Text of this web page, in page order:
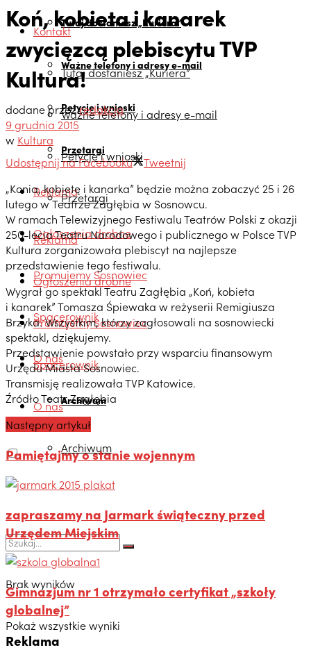
Tutaj dostaniesz „Kuriera”
Ważne telefony i adresy e-mail
Petycje i wnioski
Przetargi
Reklama
Ogłoszenia drobne
Promujemy Sosnowiec
Spacerownik
O nas
Archiwum
Kontakt
Tutaj dostaniesz „Kuriera”
Ważne telefony i adresy e-mail
Petycje i wnioski
Przetargi
Reklama
Ogłoszenia drobne
Promujemy Sosnowiec
Spacerownik
O nas
Archiwum
Brak wyników
Pokaż wszystkie wyniki
Koń, kobieta i kanarek
zwycięzcą plebiscytu TVP
Kultura!
dodane przezredakcja
9 grudnia 2015
w Kultura
Udostępnij na Facebooku
Tweetnij
„Konia, kobietę i kanarka” będzie można zobaczyć 25 i 26
lutego w Teatrze Zagłębia w Sosnowcu.
W ramach Telewizyjnego Festiwalu Teatrów Polski z okazji
250-lecia Teatru Narodowego i publicznego w Polsce TVP
Kultura zorganizowała plebiscyt na najlepsze
przedstawienie tego festiwalu.
Wygrał go spektakl Teatru Zagłębia „Koń, kobieta
i kanarek” Tomasza Śpiewaka w reżyserii Remigiusza
Brzyka. Wszystkim, którzy zagłosowali na sosnowiecki
spektakl, dziękujemy.
Przedstawienie powstało przy wsparciu finansowym
Urzędu Miasta Sosnowiec.
Transmisję realizowała TVP Katowice.
Źródło Teatr Zagłębia
Następny artykuł
Pamiętajmy o stanie wojennym
zapraszamy na Jarmark świąteczny przed
Urzędem Miejskim
Gimnazjum nr 1 otrzymało certyfikat „szkoły
globalnej”
Reklama